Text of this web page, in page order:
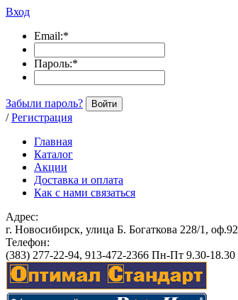
Вход
Email:*
Пароль:*
Забыли пароль? Войти
/ Регистрация
Главная
Каталог
Акции
Доставка и оплата
Как с нами связаться
Адрес:
г. Новосибирск, улица Б. Богаткова 228/1, оф.92
Телефон:
(383) 277-22-94, 913-472-2366 Пн-Пт 9.30-18.30